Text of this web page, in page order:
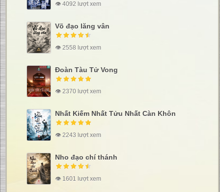
👁 4092 lượt xem
Võ đạo lăng vân
👁 2558 lượt xem
Đoàn Tàu Tử Vong
👁 2370 lượt xem
Nhất Kiếm Nhất Tửu Nhất Càn Khôn
👁 2243 lượt xem
Nho đạo chí thánh
👁 1601 lượt xem